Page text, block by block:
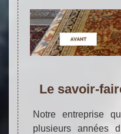
Le savoir-
Notre entreprise
plusieurs années